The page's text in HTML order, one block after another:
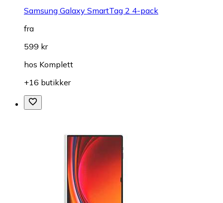
Samsung Galaxy SmartTag 2 4-pack
fra
599 kr
hos Komplett
+16 butikker